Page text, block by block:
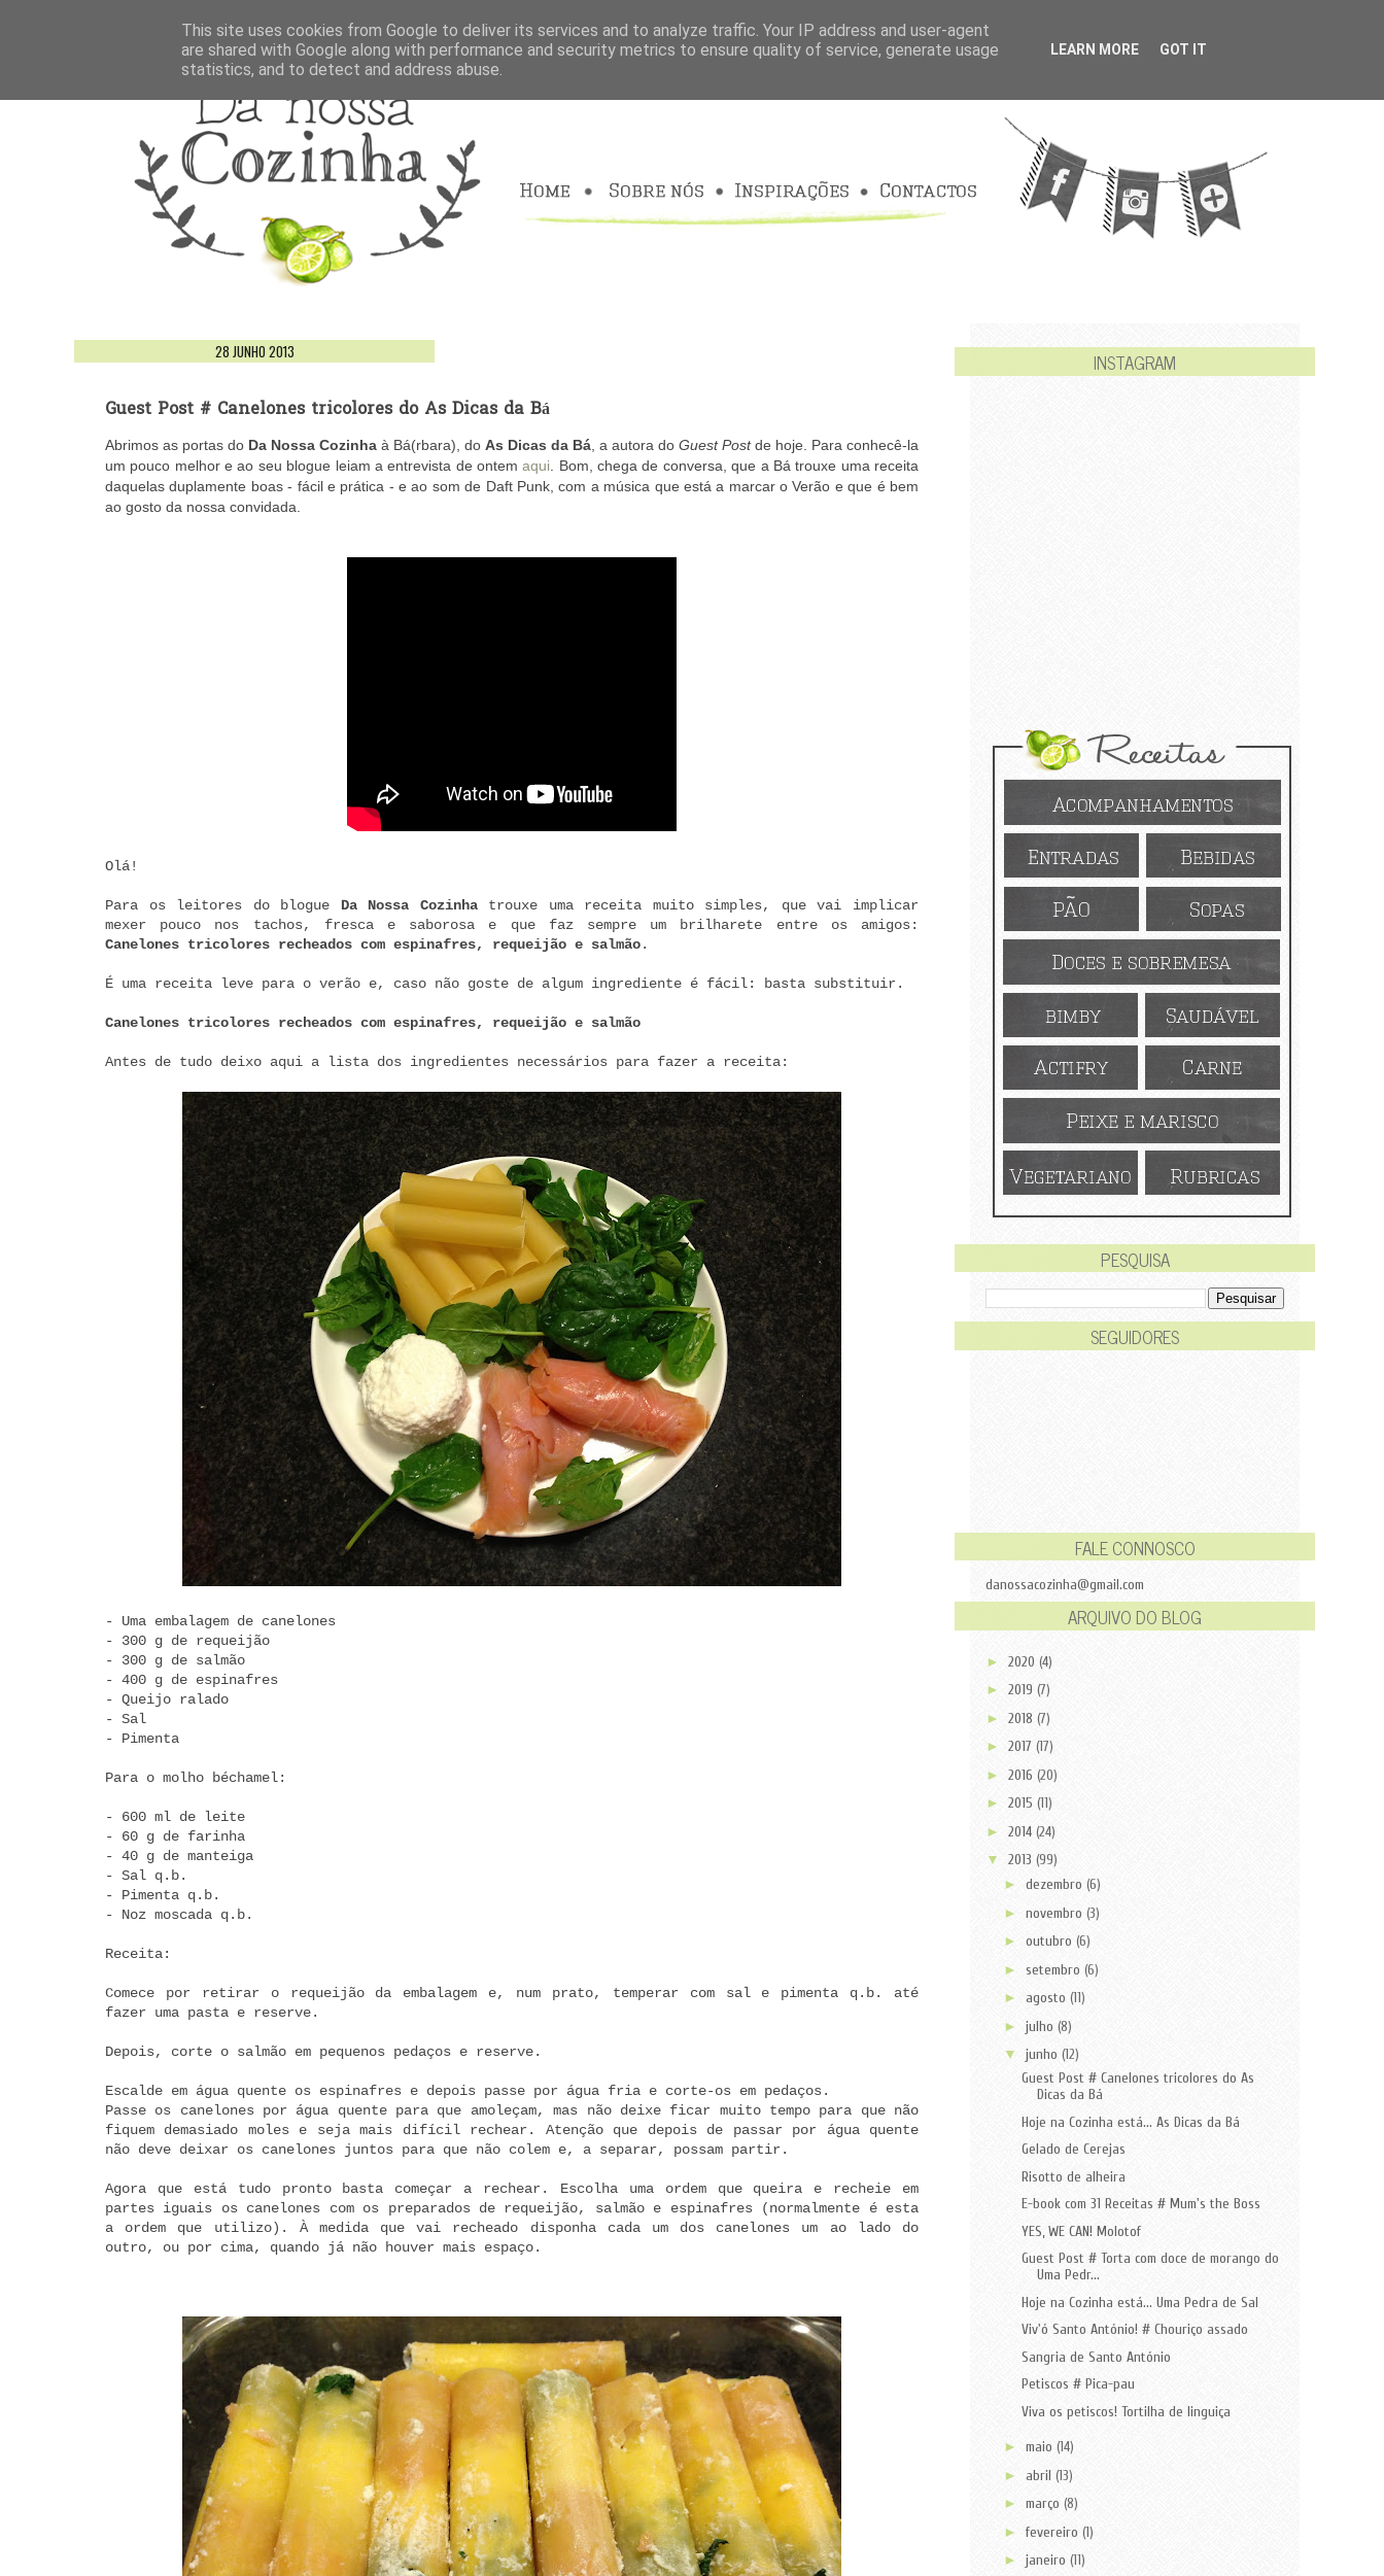
28 JUNHO 2013
Guest Post # Canelones tricolores do As Dicas da Bá
Abrimos as portas do Da Nossa Cozinha à Bá(rbara), do As Dicas da Bá , a autora do Guest Postde hoje. Para conhecê-la
um pouco melhor e ao seu blogue leiam a entrevista de ontemaqui . Bom, chega de conversa, que a Bá trouxe uma receita
daquelas duplamente boas - fácil e prática - e ao som de Daft Punk, com a música que está a marcar o Verão e que é bem
ao gosto da nossa convidada.
Olá!
Para os leitores do blogue Da Nossa Cozinhatrouxe uma receita muito simples, que vai implicar
mexer pouco nos tachos, fresca e saborosa e que faz sempre um brilharete entre os amigos:
Canelones tricolores recheados com espinafres, requeijão e salmão.
É uma receita leve para o verão e, caso não goste de algum ingrediente é fácil: basta substituir.
Canelones tricolores recheados com espinafres, requeijão e salmão
Antes de tudo deixo aqui a lista dos ingredientes necessários para fazer a receita:
- Uma embalagem de canelones
- 300 g de requeijão
- 300 g de salmão
- 400 g de espinafres
- Queijo ralado
- Sal
- Pimenta
Para o molho béchamel:
- 600 ml de leite
- 60 g de farinha
- 40 g de manteiga
- Sal q.b.
- Pimenta q.b.
- Noz moscada q.b.
Receita:
Comece por retirar o requeijão da embalagem e, num prato, temperar com sal e pimenta q.b. até
fazer uma pasta e reserve.
Depois, corte o salmão em pequenos pedaços e reserve.
Escalde em água quente os espinafres e depois passe por água fria e corte-os em pedaços.
Passe os canelones por água quente para que amoleçam, mas não deixe ficar muito tempo para que não
fiquem demasiado moles e seja mais difícil rechear. Atenção que depois de passar por água quente
não deve deixar os canelones juntos para que não colem e, a separar, possam partir.
Agora que está tudo pronto basta começar a rechear. Escolha uma ordem que queira e recheie em
partes iguais os canelones com os preparados de requeijão, salmão e espinafres (normalmente é esta
a ordem que utilizo). À medida que vai recheado disponha cada um dos canelones um ao lado do
outro, ou por cima, quando já não houver mais espaço.
INSTAGRAM
PESQUISA
SEGUIDORES
FALE CONNOSCO
danossacozinha@gmail.com
ARQUIVO DO BLOG
► 2020 (4)
► 2019 (7)
► 2018 (7)
► 2017 (17)
► 2016 (20)
► 2015 (11)
► 2014 (24)
▼ 2013 (99)
► dezembro (6)
► novembro (3)
► outubro (6)
► setembro (6)
► agosto (11)
► julho (8)
▼ junho (12)
Guest Post # Canelones tricolores do As
Dicas da Bá
Hoje na Cozinha está... As Dicas da Bá
Gelado de Cerejas
Risotto de alheira
E-book com 31 Receitas # Mum's the Boss
YES, WE CAN! Molotof
Guest Post # Torta com doce de morango do
Uma Pedr...
Hoje na Cozinha está... Uma Pedra de Sal
Viv'ó Santo António! # Chouriço assado
Sangria de Santo António
Petiscos # Pica-pau
Viva os petiscos! Tortilha de linguiça
► maio (14)
► abril (13)
► março (8)
► fevereiro (1)
► janeiro (11)
This site uses cookies from Google to deliver its services and to analyze traffic. Your IP address and user-agent
are shared with Google along with performance and security metrics to ensure quality of service, generate usage
statistics, and to detect and address abuse.
LEARN MORE GOT IT